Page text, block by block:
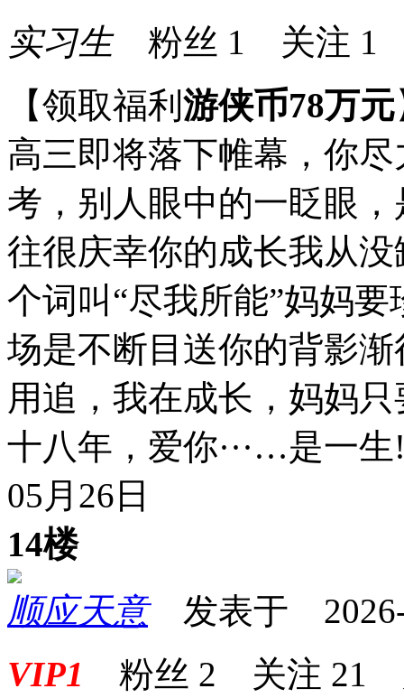
实习生粉丝 1 关注 1
【领取福利 游侠币78万元
高三即将落下帷幕，你
考，别人眼中的一眨眼
往很庆幸你的成长我从
个词叫“尽我所能”妈妈
场是不断目送你的背影
用追，我在成长，妈妈
十八年，爱你···…是一
05月26日
14楼
顺应天意发表于 2026-
VIP1 粉丝 2 关注 21